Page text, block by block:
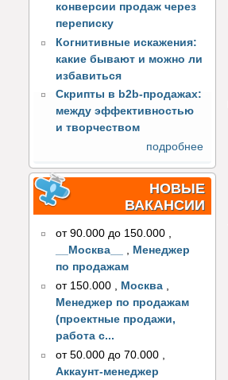
конверсии продаж через
переписку
Когнитивные искажения:
какие бывают и можно ли
избавиться
Скрипты в b2b-продажах:
между эффективностью
и творчеством
подробнее
НОВЫЕ
ВАКАНСИИ
от 90.000 до 150.000 ,
__Москва__
, Менеджер
по продажам
от 150.000
Москва
Менеджер по продажам
(проектные продажи,
работа с...
от 50.000 до 70.000
Аккаунт-менеджер